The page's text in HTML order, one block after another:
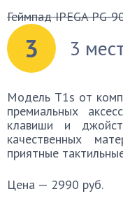
Геймпад IPEGA PG-
3 3
Модель T1s от
премиальных
клавиши и
качественных
приятные
Цена — 2990 руб.